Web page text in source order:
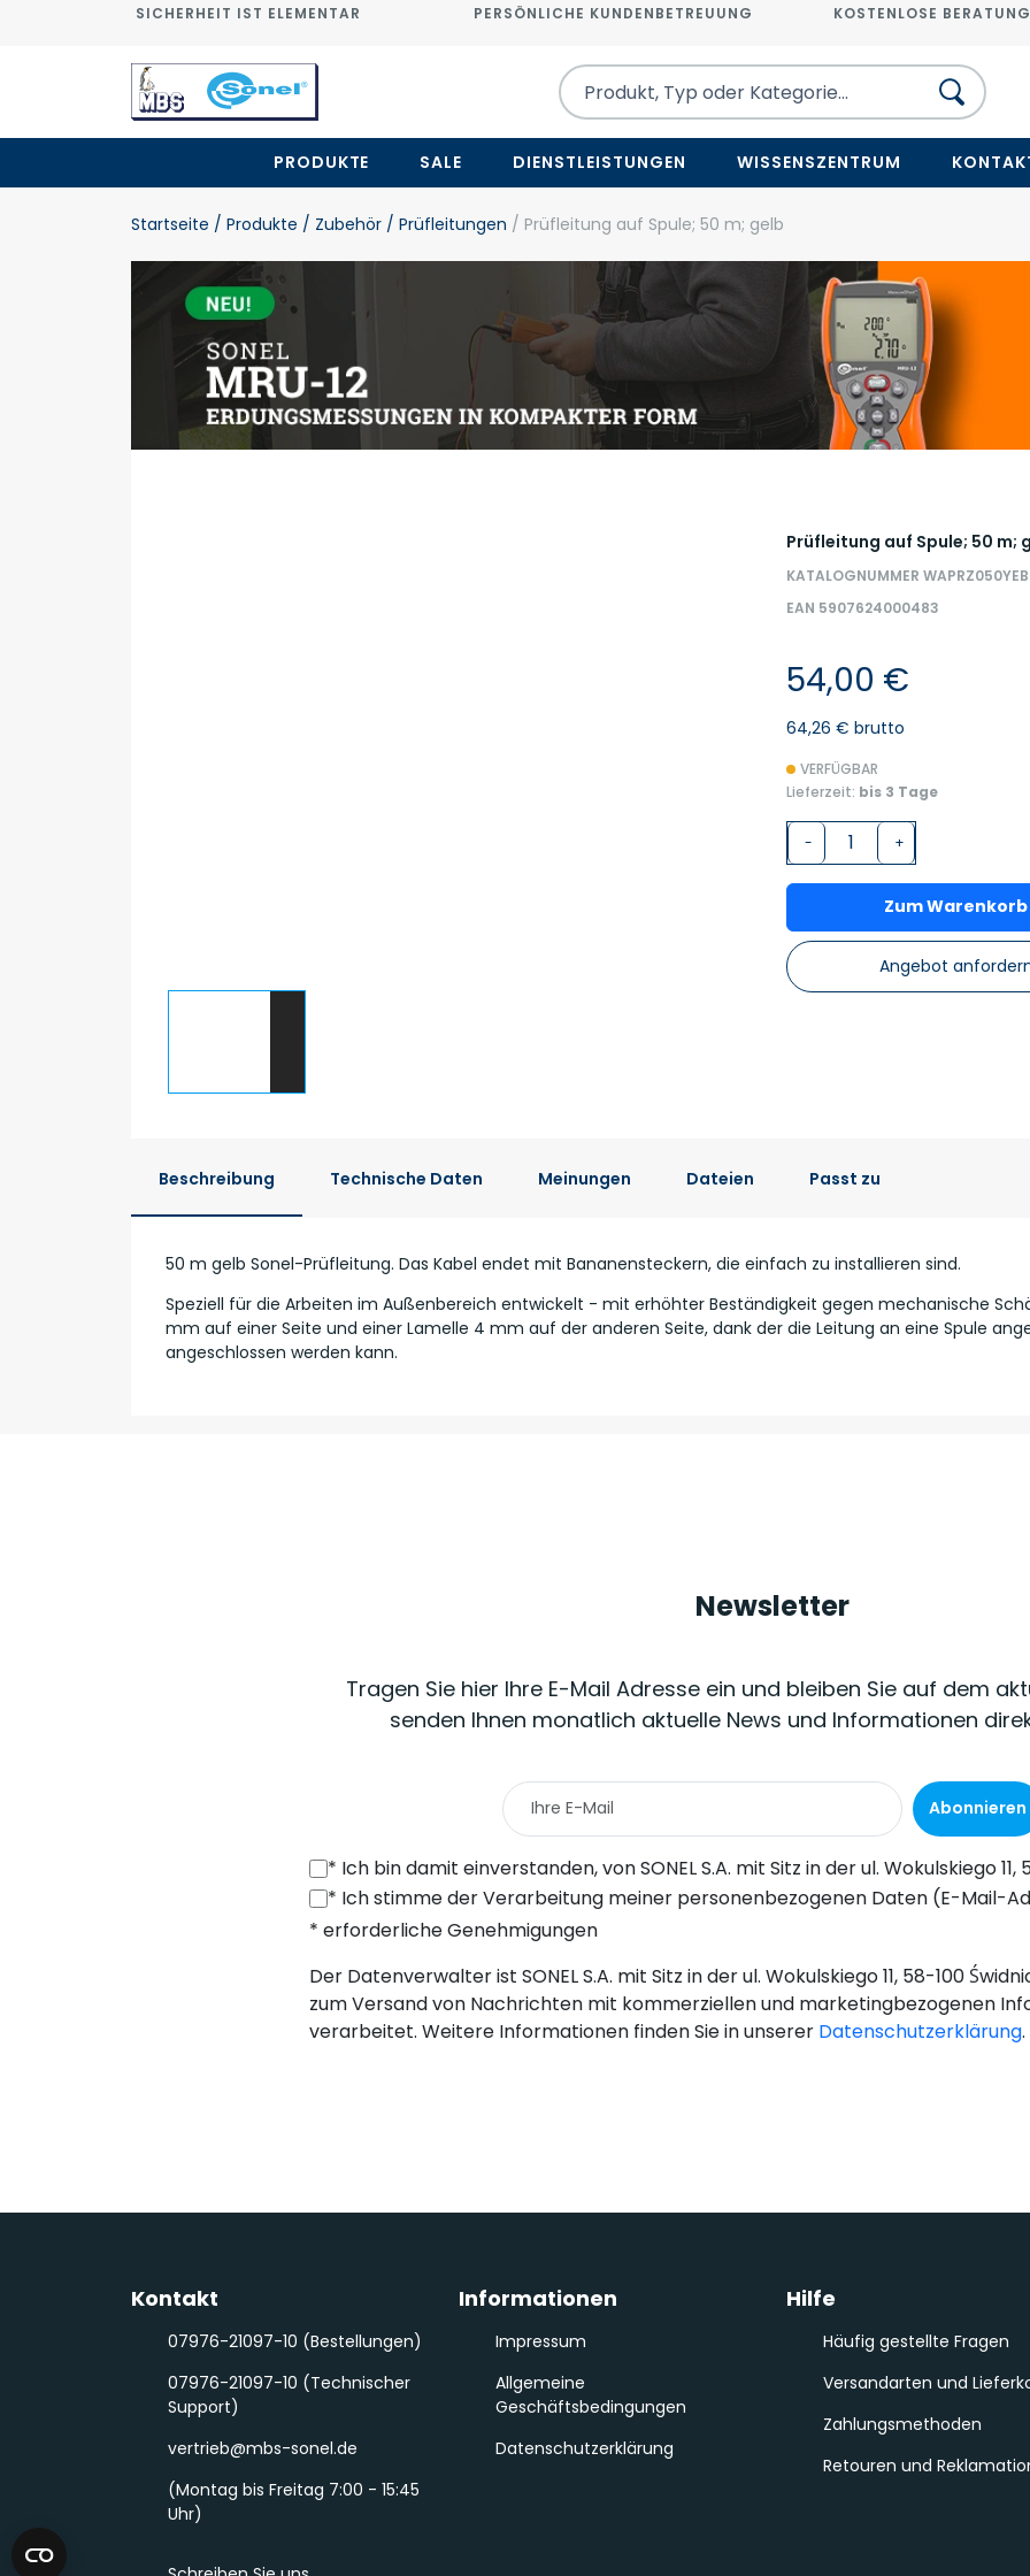
SICHERHEIT IST ELEMENTAR PERSÖNLICHE KUNDENBETREUUNG KOSTENLOSE BERATUNG
PRODUKTE SALE DIENSTLEISTUNGEN WISSENSZENTRUM
Startseite / Produkte / Zubehör / Prüfleitungen / Prüfleitung auf Spule; 50 m; gelb
Prüfleitung auf Spule; 50 m;
KATALOGNUMMER
EAN 5907624000483
54,00 €
64,26 € brutto
VERFÜGBAR
Lieferzeit: bis 3 Tage
- +
Zum Warenkorb
Angebot
Beschreibung Technische Daten Meinungen Dateien Passt zu
50 m gelb Sonel-Prüfleitung. Das Kabel endet mit Bananensteckern, die einfach zu installieren sind.
Speziell für die Arbeiten im Außenbereich entwickelt - mit erhöhter Beständigkeit gegen mechanische
mm auf einer Seite und einer Lamelle 4 mm auf der anderen Seite, dank der die Leitung an eine Spule
angeschlossen werden kann.
Newsletter
Tragen Sie hier Ihre E-Mail Adresse ein und bleiben Sie auf dem
senden Ihnen monatlich aktuelle News und Informationen
Abonnieren
* Ich bin damit einverstanden, von SONEL S.A. mit Sitz in der ul. Wokulskiego 11, 58-100 Świdnica, kommerzielle Informationen auf elektronischem Wege (an die angegebene E-Mail-Adresse) zu Marketingzwecken gemäß Art. 398 des Gesetzes vom 12. Juli 2024 über
* Ich stimme der Verarbeitung meiner personenbezogenen Daten (E-Mail-Adresse) durch SONEL S.A. mit Sitz in ul. Wokulskiego 11, 58-100 Świdnica, zum Zwecke des Versands eines Newsletters mit kommerziellen und marketingbezogenen Informationen gemäß Art. 6 Abs. 1
* erforderliche Genehmigungen
Der Datenverwalter ist SONEL S.A. mit Sitz in der ul. Wokulskiego 11, 58-100
zum Versand von Nachrichten mit kommerziellen und marketingbezogenen
verarbeitet. Weitere Informationen finden Sie in unserer Datenschutzerklärung.
Kontakt
07976-21097-10 (Bestellungen)
07976-21097-10 (Technischer
Support)
vertrieb@mbs-sonel.de
(Montag bis Freitag 7:00 - 15:45
Uhr)
Informationen
Impressum
Allgemeine
Geschäftsbedingungen
Datenschutzerklärung
Hilfe
Häufig gestellte Fragen
Versandarten und
Zahlungsmethoden
Retouren und